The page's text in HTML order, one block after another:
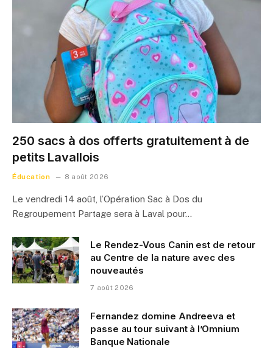
250 sacs à dos offerts gratuitement à de
petits Lavallois
Éducation 8 août 2026
Le vendredi 14 août, l’Opération Sac à Dos du
Regroupement Partage sera à Laval pour…
Le Rendez-Vous Canin est de retour
au Centre de la nature avec des
nouveautés
7 août 2026
Fernandez domine Andreeva et
passe au tour suivant à l’Omnium
Banque Nationale